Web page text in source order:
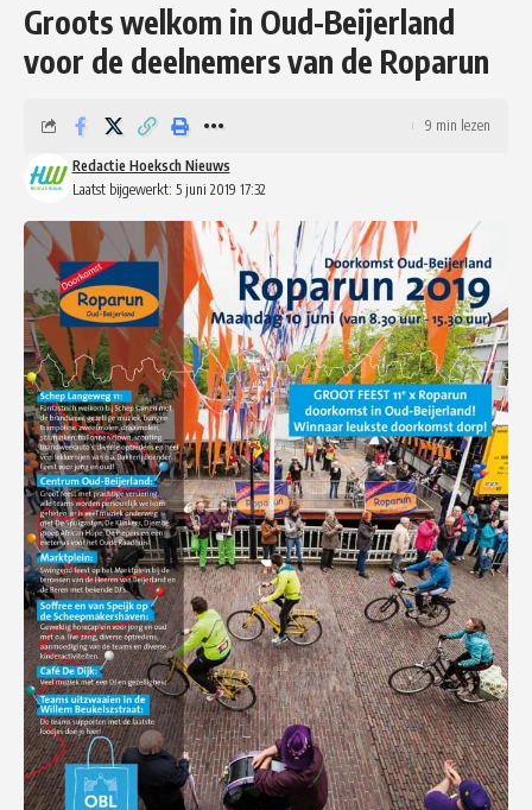
Groots welkom in Oud-Beijerland
voor de deelnemers van de Roparun
Laatst bijgewerkt: 5 juni 2019 17:32
Redactie Hoeksch Nieuws
9 min lezen